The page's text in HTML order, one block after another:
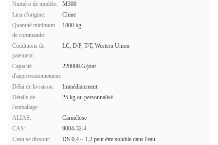
Numéro de modèle:
M300
Lieu d'origine:
Chine
Quantité minimum
de commande:
1800 kg
Conditions de
paiement:
LC, D/P, T/T, Western Union
Capacité
d'approvisionnement:
22000KG/jour
Délai de livraison:
Immédiatement.
Détails de
l'emballage:
25 kg ou personnalisé
ALIAS:
Carmélose
CAS:
9004-32-4
L'eau se dissout:
DS 0,4 ~ 1,2 peut être soluble dans l'eau